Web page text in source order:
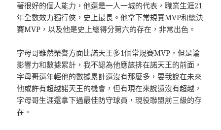
著很好的個人能力，他還是一人一城的代表，職業生涯21
年全數效力獨行俠，史上最長。他拿下常規賽MVP和總決
賽MVP，以及他是史上總得分第六的存在，非常出色。
字母哥雖然榮譽方面比諾天王多1個常規賽MVP，但是論
影響力和數據累計，我不認為他應該排在諾天王的前面，
字母哥還年輕他的數據累計還沒有那麼多，要我說在未來
他或許有超越諾天王的機會，但有現在來說還沒有超越，
字母哥生涯還拿下過最佳防守球員，現役聯盟前三級的存
在。